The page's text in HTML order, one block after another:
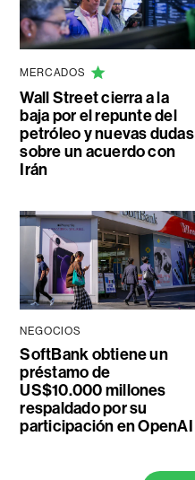
MERCADOS
Wall Street cierra a la
baja por el repunte del
petróleo y nuevas dudas
sobre un acuerdo con
Irán
NEGOCIOS
SoftBank obtiene un
préstamo de
US$10.000 millones
respaldado por su
participación en OpenAI